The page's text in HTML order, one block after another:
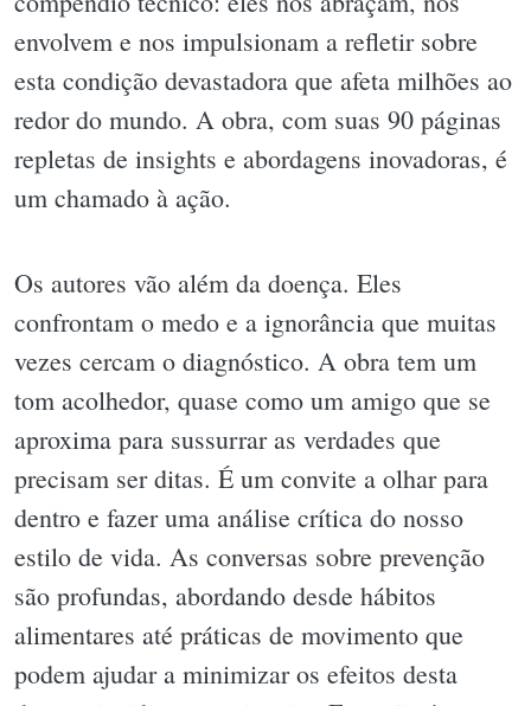
envolvem e nos impulsionam a refletir sobre
esta condição devastadora que afeta milhões ao
redor do mundo. A obra, com suas 90 páginas
repletas de insights e abordagens inovadoras, é
um chamado à ação.
Os autores vão além da doença. Eles
confrontam o medo e a ignorância que muitas
vezes cercam o diagnóstico. A obra tem um
tom acolhedor, quase como um amigo que se
aproxima para sussurrar as verdades que
precisam ser ditas. É um convite a olhar para
dentro e fazer uma análise crítica do nosso
estilo de vida. As conversas sobre prevenção
são profundas, abordando desde hábitos
alimentares até práticas de movimento que
podem ajudar a minimizar os efeitos desta